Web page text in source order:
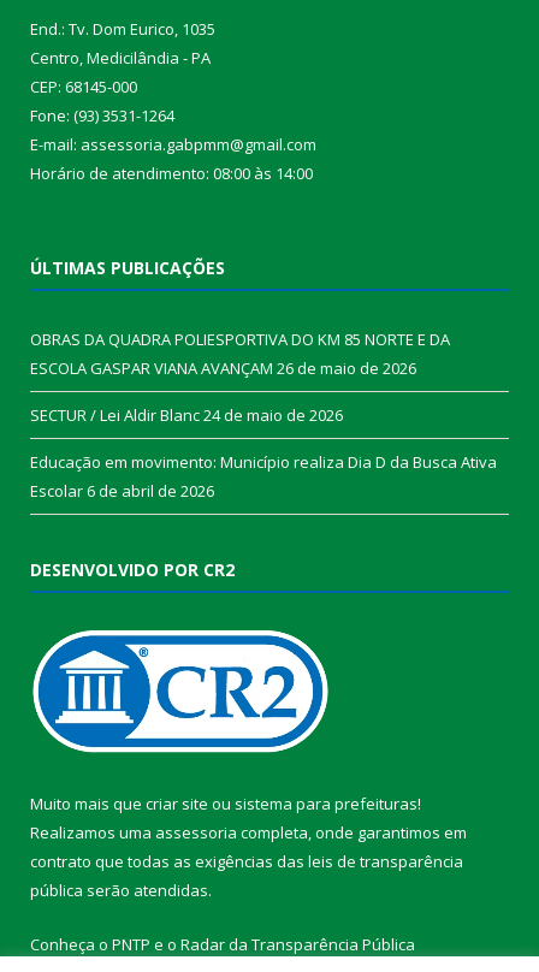
End.: Tv. Dom Eurico, 1035
Centro, Medicilândia - PA
CEP: 68145-000
Fone: (93) 3531-1264
E-mail: assessoria.gabpmm@gmail.com
Horário de atendimento: 08:00 às 14:00
ÚLTIMAS PUBLICAÇÕES
OBRAS DA QUADRA POLIESPORTIVA DO KM 85 NORTE E DA
ESCOLA GASPAR VIANA AVANÇAM 26 de maio de 2026
SECTUR / Lei Aldir Blanc24 de maio de 2026
Educação em movimento: Município realiza Dia D da Busca Ativa
Escolar6 de abril de 2026
DESENVOLVIDO POR CR2
Muito mais que criar site ou sistema para prefeituras!
Realizamos uma assessoria completa, onde garantimos em
contrato que todas as exigências das leis de transparência
pública serão atendidas.
Conheça o PNTP e o Radar da Transparência Pública